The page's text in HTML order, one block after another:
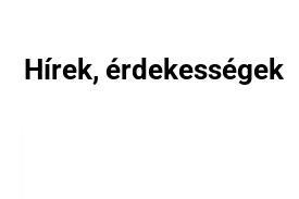
Hírek, érdekességek